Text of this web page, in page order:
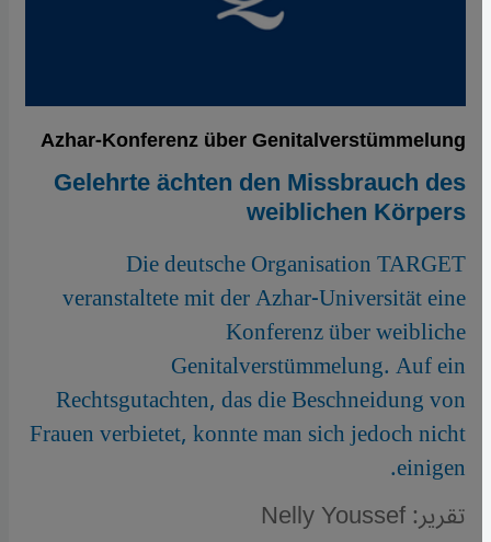
Azhar-Konferenz über Genitalverstümmelung
Gelehrte ächten den Missbrauch des
weiblichen Körpers
Die deutsche Organisation TARGET
veranstaltete mit der Azhar-Universität eine
Konferenz über weibliche
Genitalverstümmelung. Auf ein
Rechtsgutachten, das die Beschneidung von
Frauen verbietet, konnte man sich jedoch nicht
einigen.
تقرير: Nelly Youssef